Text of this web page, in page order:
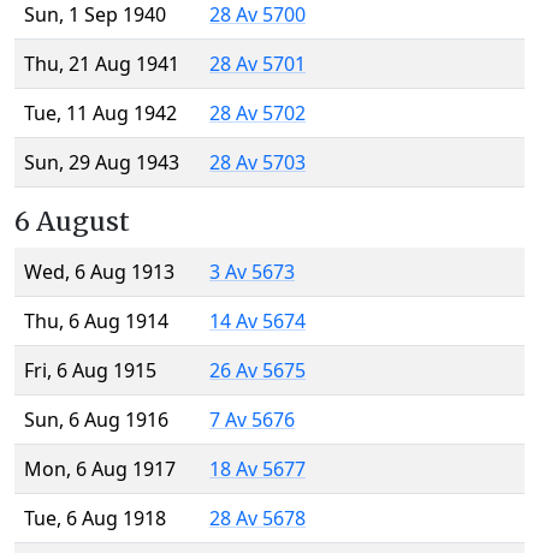
Sun, 1 Sep 1940
28 Av 5700
Thu, 21 Aug 1941
28 Av 5701
Tue, 11 Aug 1942
28 Av 5702
Sun, 29 Aug 1943
28 Av 5703
6 August
Wed, 6 Aug 1913
3 Av 5673
Thu, 6 Aug 1914
14 Av 5674
Fri, 6 Aug 1915
26 Av 5675
Sun, 6 Aug 1916
7 Av 5676
Mon, 6 Aug 1917
18 Av 5677
Tue, 6 Aug 1918
28 Av 5678